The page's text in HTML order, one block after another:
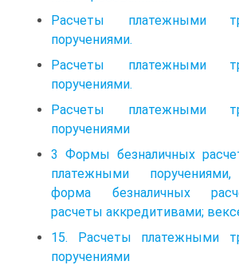
Расчеты платежными
поручениями.
Расчеты платежными
поручениями.
Расчеты платежными
поручениями
3 Формы безналичных
платежными
форма безналичных
расчеты аккредитивами;
15. Расчеты платежными
поручениями